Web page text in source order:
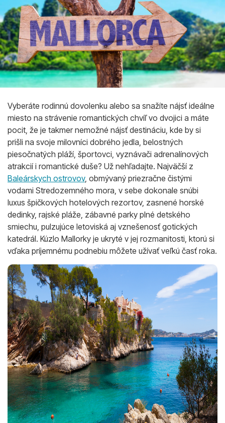
Vyberáte rodinnú dovolenku alebo sa snažíte nájsť ideálne
miesto na strávenie romantických chvíľ vo dvojici a máte
pocit, že je takmer nemožné nájsť destináciu, kde by si
prišli na svoje milovníci dobrého jedla, belostných
piesočnatých pláží, športovci, vyznávači adrenalínových
atrakcií i romantické duše? Už nehľadajte. Najväčší z
Baleárskych ostrovov, obmývaný priezračne čistými
vodami Stredozemného mora, v sebe dokonale snúbi
luxus špičkových hotelových rezortov, zasnené horské
dedinky, rajské pláže, zábavné parky plné detského
smiechu, pulzujúce letoviská aj vznešenosť gotických
katedrál. Kúzlo Mallorky je ukryté v jej rozmanitosti, ktorú si
vďaka príjemnému podnebiu môžete užívať veľkú časť roka.